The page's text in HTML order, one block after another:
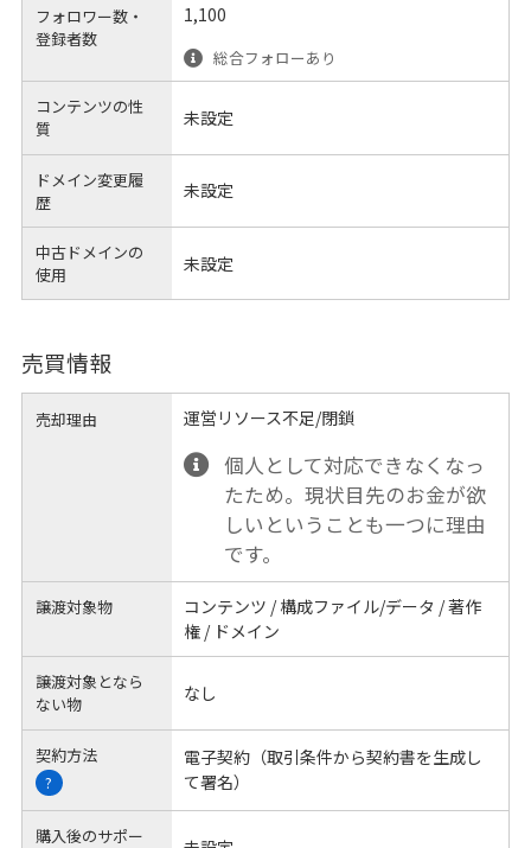
フォロワー数・
登録者数
1,100
総合フォローあり
コンテンツの性
質
未設定
ドメイン変更履
歴
未設定
中古ドメインの
使用
未設定
売買情報
売却理由 運営リソース不足/閉鎖
個人として対応できなくなっ
たため。現状目先のお金が欲
しいということも一つに理由
です。
譲渡対象物
コンテンツ / 構成ファイル/データ / 著作
権 / ドメイン
譲渡対象となら
ない物
なし
契約方法
?
電子契約（取引条件から契約書を生成し
て署名）
購入後のサポー